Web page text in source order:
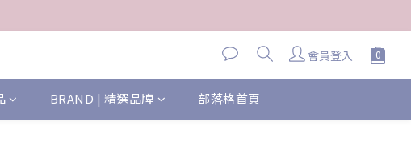
會員登入
BRAND | 精選品牌 部落格首頁